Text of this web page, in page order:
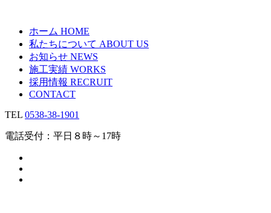
ホーム HOME
私たちについて ABOUT US
お知らせ NEWS
施工実績 WORKS
採用情報 RECRUIT
CONTACT
TEL 0538-38-1901
電話受付：平日８時～17時